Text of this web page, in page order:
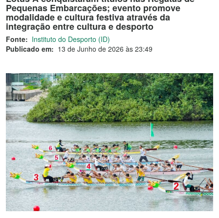
Pequenas Embarcações; evento promove
modalidade e cultura festiva através da
integração entre cultura e desporto
Fonte: Instituto do Desporto (ID)
Publicado em: 13 de Junho de 2026 às 23:49